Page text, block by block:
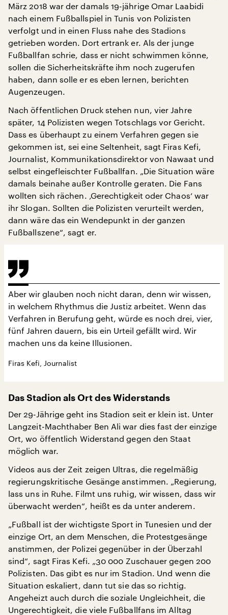
März 2018 war der damals 19-jährige Omar Laabidi
nach einem Fußballspiel in Tunis von Polizisten
verfolgt und in einen Fluss nahe des Stadions
getrieben worden. Dort ertrank er. Als der junge
Fußballfan schrie, dass er nicht schwimmen könne,
sollen die Sicherheitskräfte ihm noch zugerufen
haben, dann solle er es eben lernen, berichten
Augenzeugen.
Nach öffentlichen Druck stehen nun, vier Jahre
später, 14 Polizisten wegen Totschlags vor Gericht.
Dass es überhaupt zu einem Verfahren gegen sie
gekommen ist, sei eine Seltenheit, sagt Firas Kefi,
Journalist, Kommunikationsdirektor von Nawaat und
selbst eingefleischter Fußballfan. „Die Situation wäre
damals beinahe außer Kontrolle geraten. Die Fans
wollten sich rächen. ‚Gerechtigkeit oder Chaos‘ war
ihr Slogan. Sollten die Polizisten verurteilt werden,
dann wäre das ein Wendepunkt in der ganzen
Fußballszene“, sagt er.
Aber wir glauben noch nicht daran, denn wir wissen,
in welchem Rhythmus die Justiz arbeitet. Wenn das
Verfahren in Berufung geht, würde es noch drei, vier,
fünf Jahren dauern, bis ein Urteil gefällt wird. Wir
machen uns da keine Illusionen.
Firas Kefi, Journalist
Das Stadion als Ort des Widerstands
Der 29-Jährige geht ins Stadion seit er klein ist. Unter
Langzeit-Machthaber Ben Ali war dies fast der einzige
Ort, wo öffentlich Widerstand gegen den Staat
möglich war.
Videos aus der Zeit zeigen Ultras, die regelmäßig
regierungskritische Gesänge anstimmen. „Regierung,
lass uns in Ruhe. Filmt uns ruhig, wir wissen, dass wir
überwacht werden“, heißt es da unter anderem.
„Fußball ist der wichtigste Sport in Tunesien und der
einzige Ort, an dem Menschen, die Protestgesänge
anstimmen, der Polizei gegenüber in der Überzahl
sind“, sagt Firas Kefi. „30 000 Zuschauer gegen 200
Polizisten. Das gibt es nur im Stadion. Und wenn die
Situation eskaliert, dann tut sie das so richtig.
Angeheizt auch durch die soziale Ungleichheit, die
Ungerechtigkeit, die viele Fußballfans im Alltag